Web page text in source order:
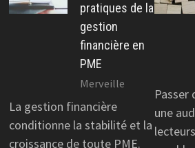
pratiques de la
gestion
financière en
PME
Merveille
La gestion financière
conditionne la stabilité et la
croissance de toute PME.
Passer
une